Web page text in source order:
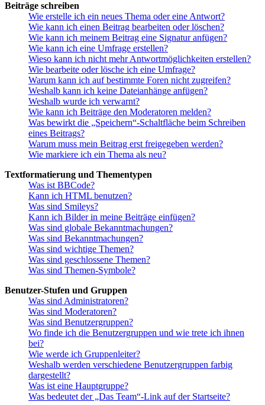
Beiträge schreiben
Wie erstelle ich ein neues Thema oder eine Antwort?
Wie kann ich einen Beitrag bearbeiten oder löschen?
Wie kann ich meinem Beitrag eine Signatur anfügen?
Wie kann ich eine Umfrage erstellen?
Wieso kann ich nicht mehr Antwortmöglichkeiten erstellen?
Wie bearbeite oder lösche ich eine Umfrage?
Warum kann ich auf bestimmte Foren nicht zugreifen?
Weshalb kann ich keine Dateianhänge anfügen?
Weshalb wurde ich verwarnt?
Wie kann ich Beiträge den Moderatoren melden?
Was bewirkt die „Speichern“-Schaltfläche beim Schreiben
eines Beitrags?
Warum muss mein Beitrag erst freigegeben werden?
Wie markiere ich ein Thema als neu?
Textformatierung und Thementypen
Was ist BBCode?
Kann ich HTML benutzen?
Was sind Smileys?
Kann ich Bilder in meine Beiträge einfügen?
Was sind globale Bekanntmachungen?
Was sind Bekanntmachungen?
Was sind wichtige Themen?
Was sind geschlossene Themen?
Was sind Themen-Symbole?
Benutzer-Stufen und Gruppen
Was sind Administratoren?
Was sind Moderatoren?
Was sind Benutzergruppen?
Wo finde ich die Benutzergruppen und wie trete ich ihnen
bei?
Wie werde ich Gruppenleiter?
Weshalb werden verschiedene Benutzergruppen farbig
dargestellt?
Was ist eine Hauptgruppe?
Was bedeutet der „Das Team“-Link auf der Startseite?